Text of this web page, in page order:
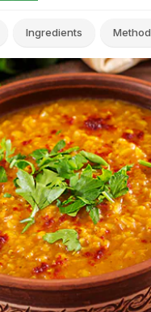
Ingredients Method